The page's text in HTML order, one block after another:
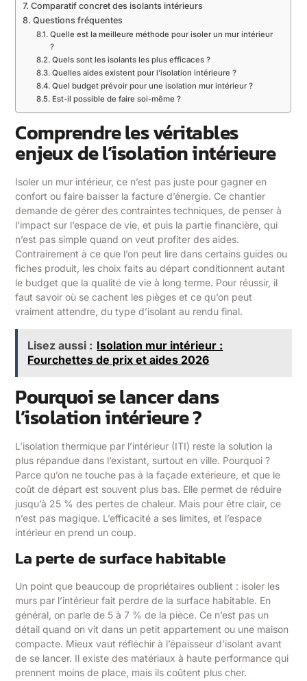
Comparatif concret des isolants intérieurs
Questions fréquentes
Quelle est la meilleure méthode pour isoler un mur intérieur
?
Quels sont les isolants les plus efficaces ?
Quelles aides existent pour l’isolation intérieure ?
Quel budget prévoir pour une isolation mur intérieur ?
Est-il possible de faire soi-même ?
Comprendre les véritables
enjeux de l’isolation intérieure
Isoler un mur intérieur, ce n’est pas juste pour gagner en
confort ou faire baisser la facture d’énergie. Ce chantier
demande de gérer des contraintes techniques, de penser à
l’impact sur l’espace de vie, et puis la partie financière, qui
n’est pas simple quand on veut profiter des aides.
Contrairement à ce que l’on peut lire dans certains guides ou
fiches produit, les choix faits au départ conditionnent autant
le budget que la qualité de vie à long terme. Pour réussir, il
faut savoir où se cachent les pièges et ce qu’on peut
vraiment attendre, du type d’isolant au rendu final.
Lisez aussi : Isolation mur intérieur :
Fourchettes de prix et aides 2026
Pourquoi se lancer dans
l’isolation intérieure ?
L’isolation thermique par l’intérieur (ITI) reste la solution la
plus répandue dans l’existant, surtout en ville. Pourquoi ?
Parce qu’on ne touche pas à la façade extérieure, et que le
coût de départ est souvent plus bas. Elle permet de réduire
jusqu’à 25 % des pertes de chaleur. Mais pour être clair, ce
n’est pas magique. L’efficacité a ses limites, et l’espace
intérieur en prend un coup.
La perte de surface habitable
Un point que beaucoup de propriétaires oublient : isoler les
murs par l’intérieur fait perdre de la surface habitable. En
général, on parle de 5 à 7 % de la pièce. Ce n’est pas un
détail quand on vit dans un petit appartement ou une maison
compacte. Mieux vaut réfléchir à l’épaisseur d’isolant avant
de se lancer. Il existe des matériaux à haute performance qui
prennent moins de place, mais ils coûtent plus cher.